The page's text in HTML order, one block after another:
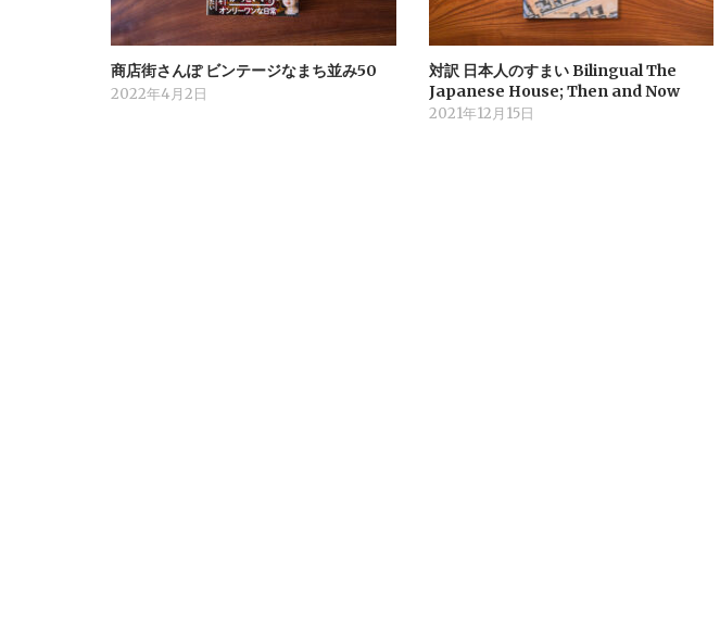
商店街さんぽ ビンテージなまち並み50
2022年4月2日
対訳 日本人のすまい Bilingual The
Japanese House; Then and Now
2021年12月15日